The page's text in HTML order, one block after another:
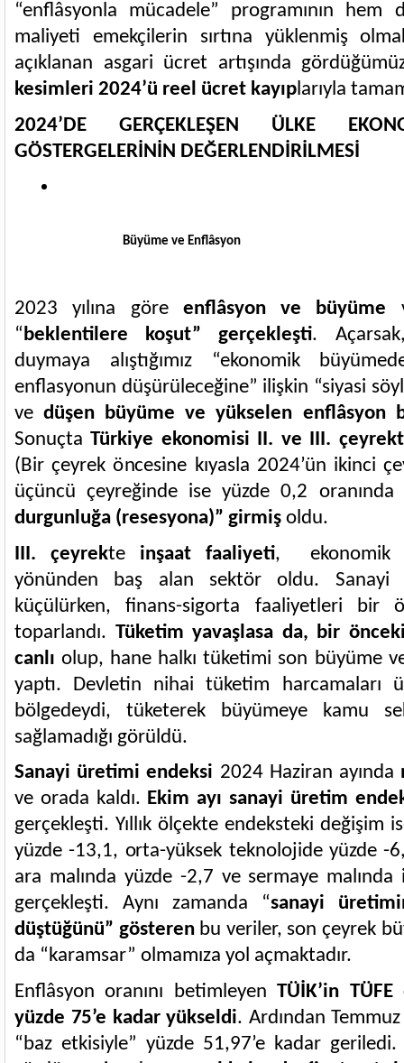
“enflâsyonla mücadele” programının hem
maliyeti emekçilerin sırtına yüklenmiş
açıklanan asgari ücret artışında
kesimleri 2024’ü reel ücret kayıplarıyla
2024’DE GERÇEKLEŞEN ÜLKE
GÖSTERGELERİNİN DEĞERLENDİRİLMESİ
Büyüme ve Enflâsyon
2023 yılına göre enflâsyon ve büyüme
“beklentilere koşut” gerçekleşti.
duymaya alıştığımız “ekonomik
enflasyonun düşürüleceğine” ilişkin “siyasi
vedüşen büyüme ve yükselen enflâsyon
SonuçtaTürkiye ekonomisi II. ve III.
(Bir çeyrek öncesine kıyasla 2024’ün ikinci
üçüncü çeyreğinde ise yüzde 0,2
durgunluğa (resesyona)” girmiş oldu.
III. çeyrekte inşaat faaliyeti, ekonomik
yönünden baş alan sektör oldu. Sanayi
küçülürken, finans-sigorta faaliyetleri bir
toparlandı. Tüketim yavaşlasa da, bir
canlı olup, hane halkı tüketimi son büyüme
yaptı. Devletin nihai tüketim harcamaları
bölgedeydi, tüketerek büyümeye kamu
sağlamadığı görüldü.
Sanayi üretimi endeksi 2024 Haziran ayında
ve orada kaldı. Ekim ayı sanayi üretim
gerçekleşti. Yıllık ölçekte endeksteki değişim
yüzde -13,1, orta-yüksek teknolojide yüzde -
ara malında yüzde -2,7 ve sermaye
gerçekleşti. Aynı zamanda “sanayi
düştüğünü” gösterenbu veriler, son çeyrek
da “karamsar” olmamıza yol açmaktadır.
Enflâsyon oranını betimleyenTÜİK’in TÜFE
yüzde 75’e kadar yükseldi. Ardından
“baz etkisiyle” yüzde 51,97’e kadar geriledi.